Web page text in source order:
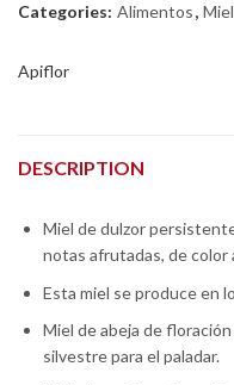
Categories: Alimentos, Miel
Apiflor
DESCRIPTION
Miel de dulzor
notas afrutadas, de color
Esta miel se produce en
Miel de abeja de
silvestre para el paladar.